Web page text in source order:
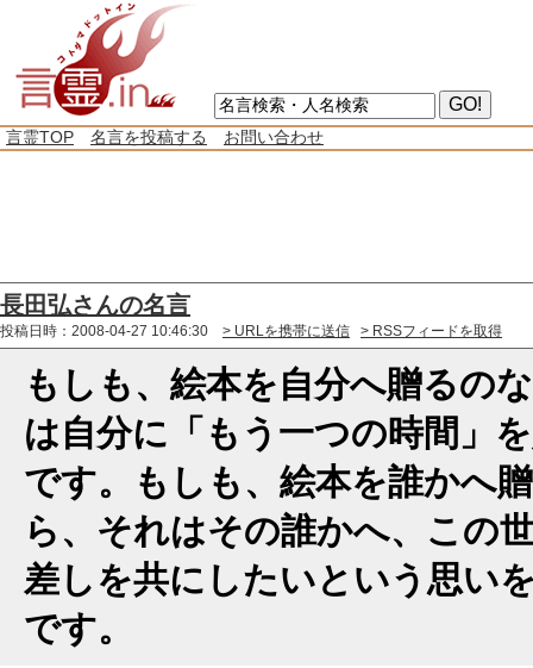
言霊TOP 名言を投稿する お問い合わせ
長田弘さんの名言
投稿日時：2008-04-27 10:46:30 > URLを携帯に送信 > RSSフィードを取得
もしも、絵本を自分へ贈るの
は自分に「もう一つの時間」
です。もしも、絵本を誰かへ
ら、それはその誰かへ、この
差しを共にしたいという思い
です。